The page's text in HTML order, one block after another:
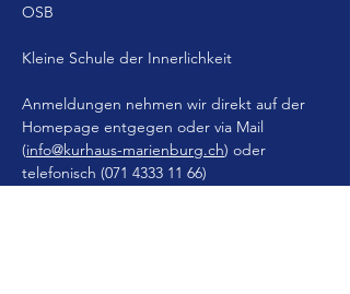
OSB
Kleine Schule der Innerlichkeit
Anmeldungen nehmen wir direkt auf der
Homepage entgegen oder via Mail
(info@kurhaus-marienburg.ch) oder
telefonisch (071 4333 11 66)